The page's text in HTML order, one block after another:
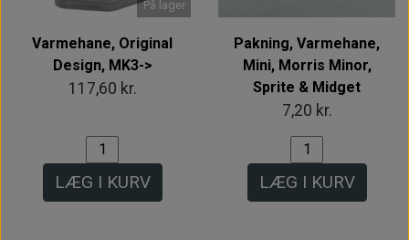
På lager
Varmehane, Original
Design, MK3->
117,60 kr.
LÆG I KURV
Pakning, Varmehane,
Mini, Morris Minor,
Sprite & Midget
7,20 kr.
LÆG I KURV